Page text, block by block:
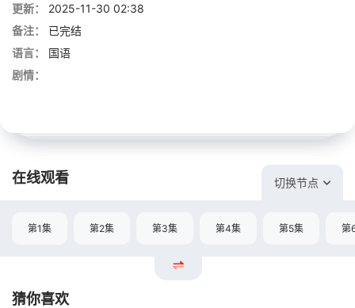
更新：
2025-11-30 02:38
备注：
已完结
语言：
国语
剧情：
在线观看 切换节点
第1集 第2集 第3集 第4集 第5集 第
猜你喜欢